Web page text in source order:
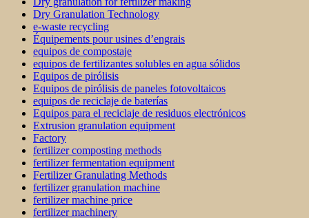
Dry Granulation Technology
e-waste recycling
Équipements pour usines d’engrais
equipos de compostaje
equipos de fertilizantes solubles en agua sólidos
Equipos de pirólisis
Equipos de pirólisis de paneles fotovoltaicos
equipos de reciclaje de baterías
Equipos para el reciclaje de residuos electrónicos
Extrusion granulation equipment
Factory
fertilizer composting methods
fertilizer fermentation equipment
Fertilizer Granulating Methods
fertilizer granulation machine
fertilizer machine price
fertilizer machinery